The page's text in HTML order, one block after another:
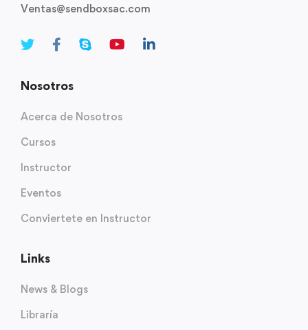
Ventas@sendboxsac.com
Nosotros
Acerca de Nosotros
Cursos
Instructor
Eventos
Conviertete en Instructor
Links
News & Blogs
Libraría